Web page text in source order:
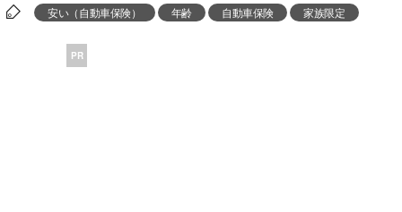
安い（自動車保険） 年齢 自動車保険 家族限定
PR